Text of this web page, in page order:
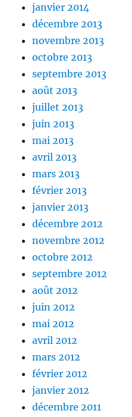
janvier 2014
décembre 2013
novembre 2013
octobre 2013
septembre 2013
août 2013
juillet 2013
juin 2013
mai 2013
avril 2013
mars 2013
février 2013
janvier 2013
décembre 2012
novembre 2012
octobre 2012
septembre 2012
août 2012
juin 2012
mai 2012
avril 2012
mars 2012
février 2012
janvier 2012
décembre 2011